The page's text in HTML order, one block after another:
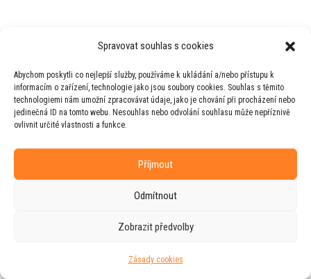
Spravovat souhlas s cookies
Abychom poskytli co nejlepší služby, používáme k ukládání a/nebo přístupu k
informacím o zařízení, technologie jako jsou soubory cookies. Souhlas s těmito
technologiemi nám umožní zpracovávat údaje, jako je chování při procházení nebo
jedinečná ID na tomto webu. Nesouhlas nebo odvolání souhlasu může nepříznivě
ovlivnit určité vlastnosti a funkce.
Příjmout
Odmítnout
Zobrazit předvolby
Zásady cookies
Horeckého
Web vytvořila firmaRUDIve spolupráci s
agenturou